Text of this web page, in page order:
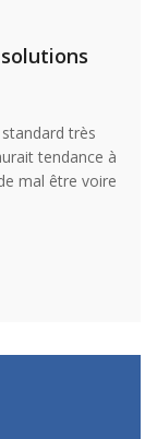
très
tendance à
mal être voire